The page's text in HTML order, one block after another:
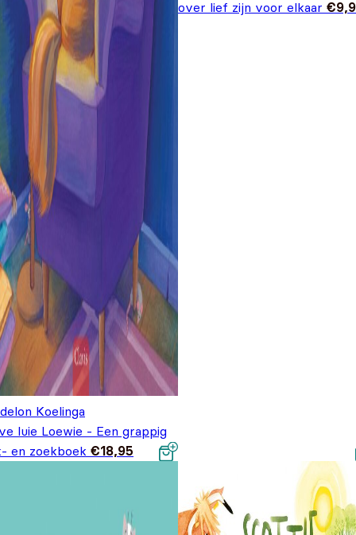
Koelinga
luie Loewie - Een grappig
en zoekboek €18,95
over lief zijn voor elkaar €